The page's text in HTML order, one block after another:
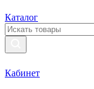
Каталог
Кабинет